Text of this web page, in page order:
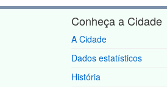
Conheça a Cidade
A Cidade
Dados estatísticos
História